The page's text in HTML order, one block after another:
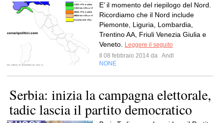
E’ il momento del riepilogo del Nord.
Ricordiamo che il Nord include
Piemonte, Liguria, Lombardia,
Trentino AA, Friuli Venezia Giulia e
Veneto.
Leggere il seguito
Il 08 febbraio 2014 da Andl
NONE
Serbia: inizia la campagna elettorale,
tadic lascia il partito democratico